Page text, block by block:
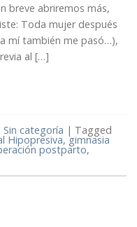
breve abriremos más,
Toda mujer después
mí también me pasó…),
al […]
Sin categoría | Tagged
Hipopresiva, gimnasia
postparto,